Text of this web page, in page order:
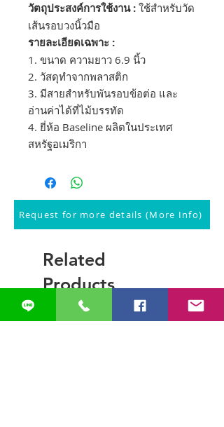
วัตถุประสงค์การใช้งาน : ใช้สำหรับวัด
เส้นรอบวงนิ้วมือ
รายละเอียดเฉพาะ :
1. ขนาด ความยาว 6.9 นิ้ว
2. วัสดุทำจากพลาสติก
3. มีสายสำหรับพันรอบข้อต่อ และ
อ่านค่าได้ที่ไม้บรรทัด
4. ยี่ห้อ Baseline ผลิตในประเทศ
สหรัฐอเมริกา
Request for more details (More Info)
Related
Products